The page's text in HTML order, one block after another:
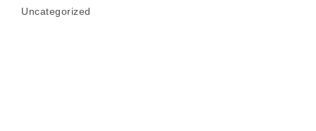
Uncategorized